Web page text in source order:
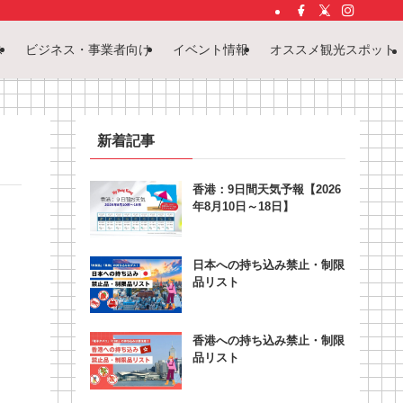
ビジネス・事業者向け イベント情報 オススメ観光スポット
新着記事
香港：9日間天気予報【2026
年8月10日～18日】
日本への持ち込み禁止・制限
品リスト
香港への持ち込み禁止・制限
品リスト